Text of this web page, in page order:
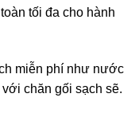
tối đa cho hành
miễn phí như nước
chăn gối sạch sẽ.